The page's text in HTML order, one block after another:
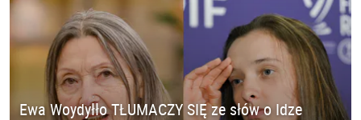
Ewa Woydyłło TŁUMACZY SIĘ ze słów o Idze